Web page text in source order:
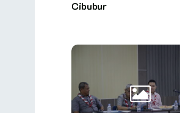
Cibubur